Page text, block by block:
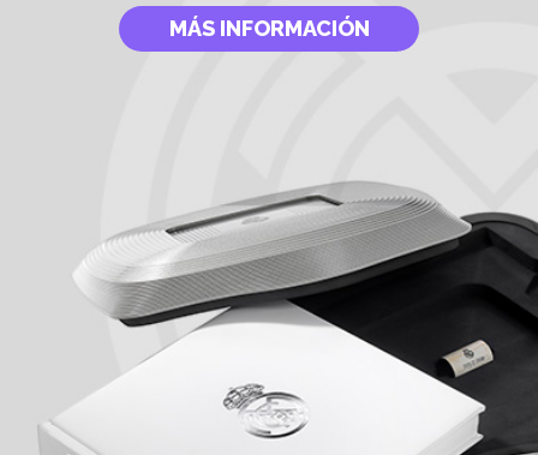
MÁS INFORMACIÓN